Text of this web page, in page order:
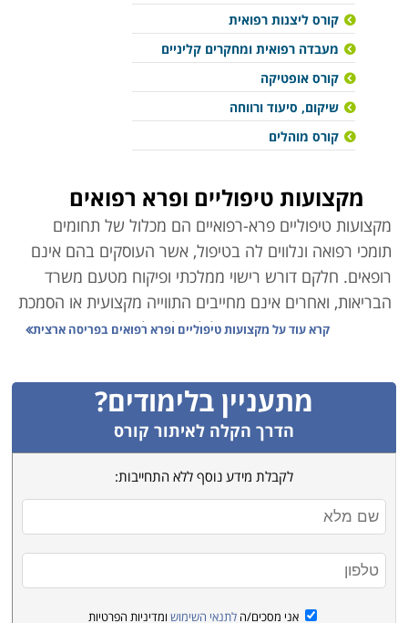
קורס ליצנות רפואית
מעבדה רפואית ומחקרים קליניים
קורס אופטיקה
שיקום, סיעוד ורווחה
קורס מוהלים
מקצועות טיפוליים ופרא רפואים
מקצועות טיפוליים פרא-רפואיים הם מכלול של תחומים
תומכי רפואה ונלווים לה בטיפול, אשר העוסקים בהם אינם
רופאים. חלקם דורש רישוי ממלכתי ופיקוח מטעם משרד
הבריאות, ואחרים אינם מחייבים התווייה מקצועית או הסמכת
תקן. בין המחוייבים ברישוי כלולים למשל מקצועות כמו
דורשים הסמכה תקנית שכזו, ניתן לציין לדוגמה עיסוי
(להבדיל מפיזיותרפיה), יעוץ הנקה או ליצנות רפואית.
יתרונותיהם של מקצועות אלה הם ברורים; תחום הרפואה
והבריאות ככלל הוא יציב במיוחד, ומציע משרות בארגונים
פרטיים וציבוריים המאופיינים ביציבות תעסוקתית מצד אחד,
והכנסות גבוהות מהשני. כל זאת ללא ההכשרה המורכבת
והמאתגרת הטמונה בלימודים האקדמיים בתחום, כמו למשל
רופא, פסיכולוג או אחות.
בין העמודים הבאים באתר קורסים תוכלו למצוא לא מעט
קטגוריות מקצועיות המאפשרות השתלבות באחד מתחומים
קרא עוד על מקצועות טיפוליים ופרא רפואים בפריסה ארצית
מתעניין בלימודים?
הדרך הקלה לאיתור קורס
לקבלת מידע נוסף ללא התחייבות:
אני מסכים/ה לתנאי השימוש ומדיניות הפרטיות